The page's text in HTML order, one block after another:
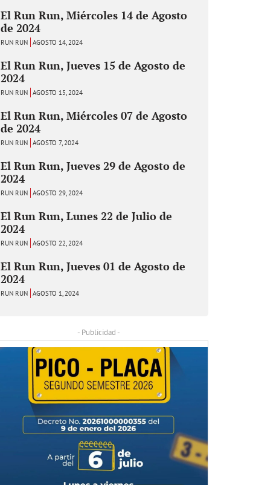
El Run Run, Miércoles 14 de Agosto
de 2024
RUN RUN AGOSTO 14, 2024
El Run Run, Jueves 15 de Agosto de
2024
RUN RUN AGOSTO 15, 2024
El Run Run, Miércoles 07 de Agosto
de 2024
RUN RUN AGOSTO 7, 2024
El Run Run, Jueves 29 de Agosto de
2024
RUN RUN AGOSTO 29, 2024
El Run Run, Lunes 22 de Julio de
2024
RUN RUN AGOSTO 22, 2024
El Run Run, Jueves 01 de Agosto de
2024
RUN RUN AGOSTO 1, 2024
- Publicidad -